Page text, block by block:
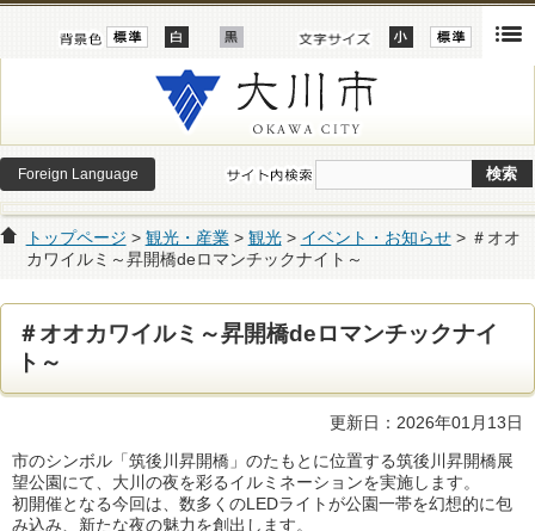
Foreign Language
トップページ > 観光・産業> 観光> イベント・お知らせ> ＃オオ
カワイルミ～昇開橋deロマンチックナイト～
＃オオカワイルミ～昇開橋deロマンチックナイ
ト～
更新日：2026年01月13日
市のシンボル「筑後川昇開橋」のたもとに位置する筑後川昇開橋展
望公園にて、大川の夜を彩るイルミネーションを実施します。
初開催となる今回は、数多くのLEDライトが公園一帯を幻想的に包
み込み、新たな夜の魅力を創出します。